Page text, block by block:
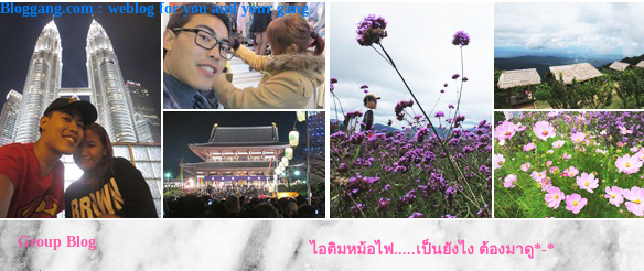
Bloggang.com : weblog for you and your gang
Group Blog ไอติมหม้อไฟ.....เป็นยังไง ต้องมาดู*-*